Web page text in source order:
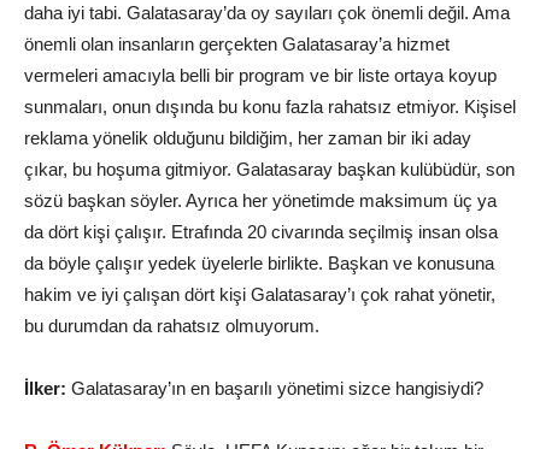
daha iyi tabi. Galatasaray’da oy sayıları çok önemli değil. Ama
önemli olan insanların gerçekten Galatasaray’a hizmet
vermeleri amacıyla belli bir program ve bir liste ortaya koyup
sunmaları, onun dışında bu konu fazla rahatsız etmiyor. Kişisel
reklama yönelik olduğunu bildiğim, her zaman bir iki aday
çıkar, bu hoşuma gitmiyor. Galatasaray başkan kulübüdür, son
sözü başkan söyler. Ayrıca her yönetimde maksimum üç ya
da dört kişi çalışır. Etrafında 20 civarında seçilmiş insan olsa
da böyle çalışır yedek üyelerle birlikte. Başkan ve konusuna
hakim ve iyi çalışan dört kişi Galatasaray’ı çok rahat yönetir,
bu durumdan da rahatsız olmuyorum.
İlker: Galatasaray’ın en başarılı yönetimi sizce hangisiydi?